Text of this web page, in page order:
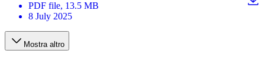
PDF file, 13.5 MB
8 July 2025
Mostra altro